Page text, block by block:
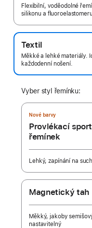
Flexibilní, voděodolné
silikonu a
Textil
Měkké a lehké materiály.
každodenní nošení.
Vyber styl řemínku:
Nové barvy
Provlékací
řemínek
Lehký, zapínání na
Magnetický tah
Měkký, jakoby
nastavitelný